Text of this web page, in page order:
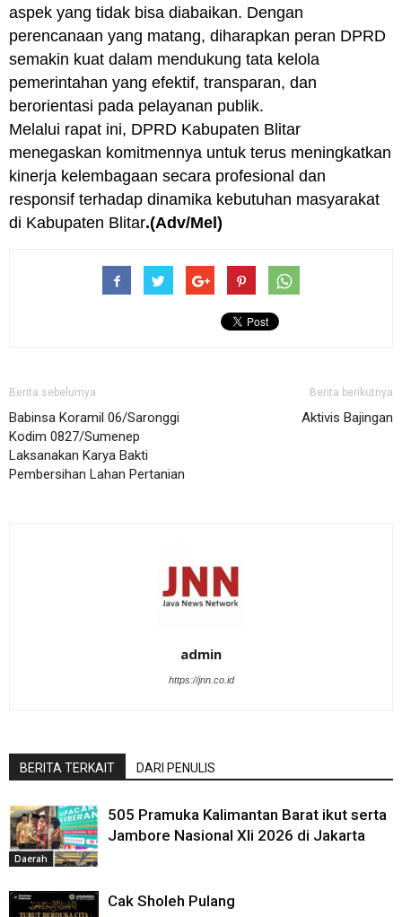
aspek yang tidak bisa diabaikan. Dengan
perencanaan yang matang, diharapkan peran DPRD
semakin kuat dalam mendukung tata kelola
pemerintahan yang efektif, transparan, dan
berorientasi pada pelayanan publik.
Melalui rapat ini, DPRD Kabupaten Blitar
menegaskan komitmennya untuk terus meningkatkan
kinerja kelembagaan secara profesional dan
responsif terhadap dinamika kebutuhan masyarakat
di Kabupaten Blitar.(Adv/Mel)
Berita sebelumya
Babinsa Koramil 06/Saronggi
Kodim 0827/Sumenep
Laksanakan Karya Bakti
Pembersihan Lahan Pertanian
Berita berikutnya
Aktivis Bajingan
admin
https://jnn.co.id
BERITA TERKAIT DARI PENULIS
Daerah
505 Pramuka Kalimantan Barat ikut serta
Jambore Nasional XIi 2026 di Jakarta
Cak Sholeh Pulang